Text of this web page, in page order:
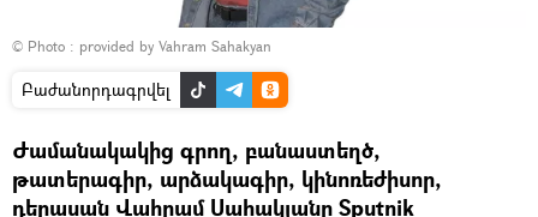
© Photo : provided by Vahram Sahakyan
Բաժանորդագրվել
Ժամանակակից գրող, բանաստեղծ,
թատերագիր, արձակագիր, կինոռեժիսոր,
դերասան Վահրամ Սահակյանը Sputnik